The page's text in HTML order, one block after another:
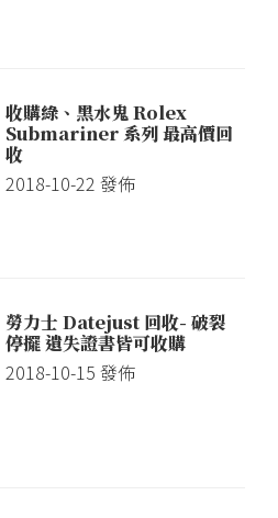
收購綠、黑水鬼 Rolex
Submariner 系列 最高價回
收
2018-10-22 發佈
勞力士 Datejust 回收- 破裂
停擺 遺失證書皆可收購
2018-10-15 發佈